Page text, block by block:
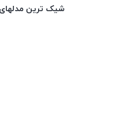
شیک ترین مدلهای